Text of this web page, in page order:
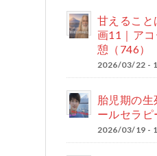
甘えるこ
画11｜ア
憩（746）
2026/03/22 -
胎児期の
ールセラピ
2026/03/19 -